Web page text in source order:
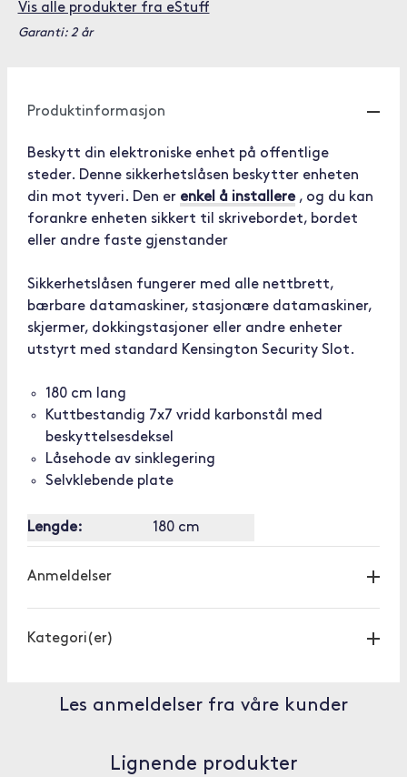
Vis alle produkter fra eStuff
Garanti: 2 år
Produktinformasjon
Beskytt din elektroniske enhet på offentlige
steder. Denne sikkerhetslåsen beskytter enheten
din mot tyveri. Den er enkel å installere, og du kan
forankre enheten sikkert til skrivebordet, bordet
eller andre faste gjenstander
Sikkerhetslåsen fungerer med alle nettbrett,
bærbare datamaskiner, stasjonære datamaskiner,
skjermer, dokkingstasjoner eller andre enheter
utstyrt med standard Kensington Security Slot.
180 cm lang
Kuttbestandig 7x7 vridd karbonstål med
beskyttelsesdeksel
Låsehode av sinklegering
Selvklebende plate
Lengde: 180 cm
Anmeldelser
Kategori(er)
Les anmeldelser fra våre kunder
Lignende produkter